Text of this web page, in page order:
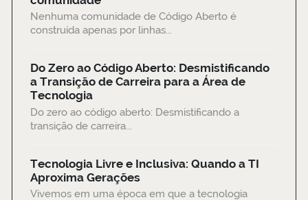
Nenhuma comunidade de Código Aberto é
construída apenas por linhas...
Do Zero ao Código Aberto: Desmistificando
a Transição de Carreira para a Área de
Tecnologia
Do zero ao código aberto: Desmistificando a
transição de carreira...
Tecnologia Livre e Inclusiva: Quando a TI
Aproxima Gerações
Vivemos em uma época em que a tecnologia